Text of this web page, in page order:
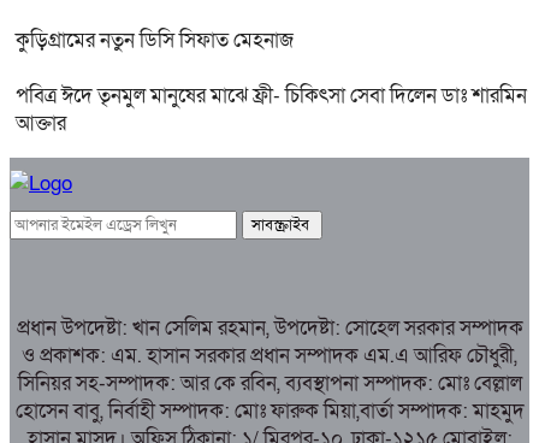
কুড়িগ্রামের নতুন ডিসি সিফাত মেহনাজ
পবিত্র ঈদে তৃনমুল মানুষের মাঝে ফ্রী- চিকিৎসা সেবা দিলেন ডাঃ শারমিন
আক্তার
প্রধান উপদেষ্টা: খান সেলিম রহমান, উপদেষ্টা: সোহেল সরকার সম্পাদক
ও প্রকাশক: এম. হাসান সরকার প্রধান সম্পাদক এম.এ আরিফ চৌধুরী,
সিনিয়র সহ-সম্পাদক: আর কে রবিন, ব্যবস্থাপনা সম্পাদক: মোঃ বেল্লাল
হোসেন বাবু, নির্বাহী সম্পাদক: মোঃ ফারুক মিয়া,বার্তা সম্পাদক: মাহমুদ